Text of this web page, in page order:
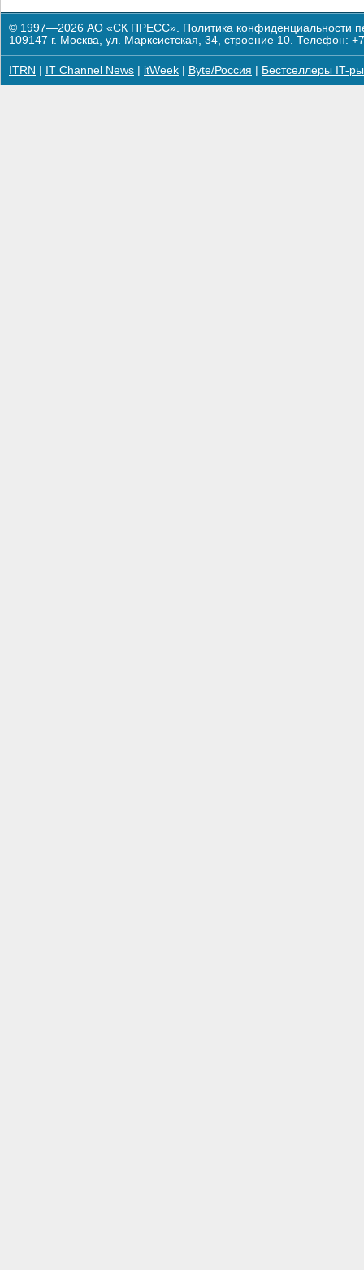
© 1997—2026 АО «СК ПРЕСС». Политика конфиденциальности
109147 г. Москва, ул. Марксистская, 34, строение 10. Телефон:
ITRN IT Channel News itWeek Byte/Россия Бестселлеры IT-